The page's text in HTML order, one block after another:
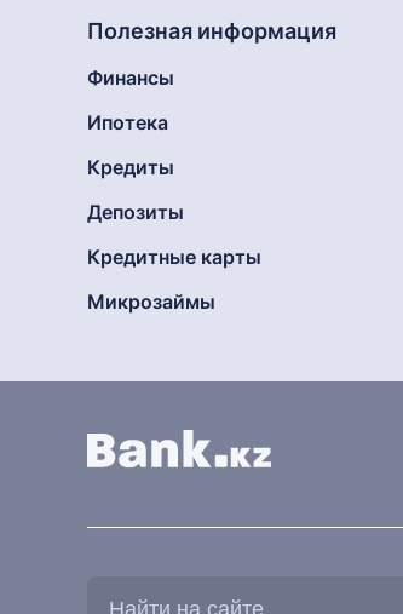
Полезная информация
Финансы
Ипотека
Кредиты
Депозиты
Кредитные карты
Микрозаймы